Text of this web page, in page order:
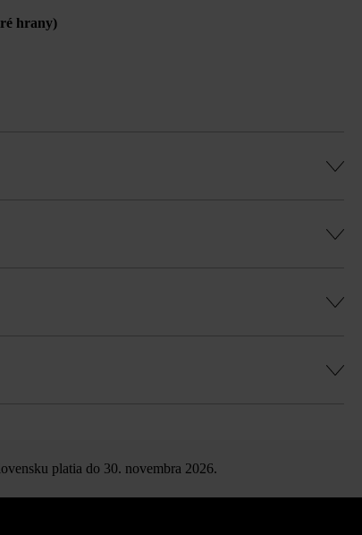
hrany)
platia do 30. novembra 2026.